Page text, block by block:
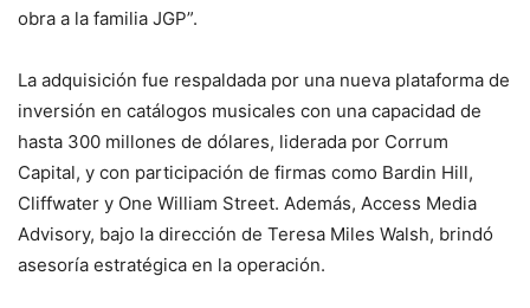
obra a la familia JGP”.
La adquisición fue respaldada por una nueva plataforma de
inversión en catálogos musicales con una capacidad de
hasta 300 millones de dólares, liderada por Corrum
Capital, y con participación de firmas como Bardin Hill,
Cliffwater y One William Street. Además, Access Media
Advisory, bajo la dirección de Teresa Miles Walsh, brindó
asesoría estratégica en la operación.